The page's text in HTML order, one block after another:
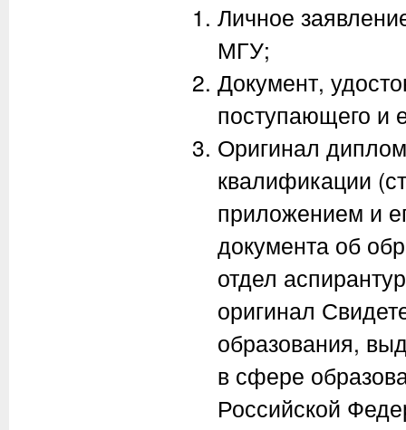
Личное
МГУ;
Документ,
поступающего и
Оригинал
квалификации
приложением и
документа об
отдел
оригинал
образования,
в сфере
Российской